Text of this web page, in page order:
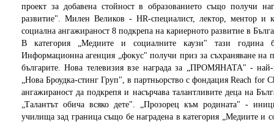
проект за добавена стойност в образованието също получи
развитие". Милен Великов - HR-специалист, лектор, ментор и
социална ангажираност 8 подкрепа на кариерното развитие в
В категория „Медиите и социалните каузи" тази година
Информационна агенция „фокус" получи приз за съхраняване на
българите. Нова телевизия взе награда за „ПРОМЯНАТА" - най-
„Нова Броудка-стинг Груп", в партньорство с фондация Reach for
ангажираност да подкрепя и насърчава талантливите деца на
„Талантът обича всяко дете". „Прозорец към родината" -
училища зад граница също бе наградена в категория „Медиите и